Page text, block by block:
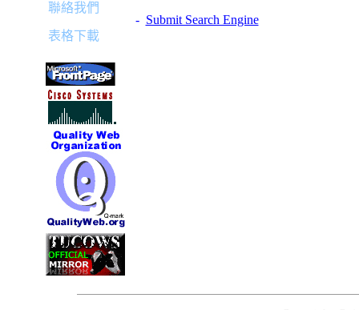
聯絡我們
表格下載
- Submit Search Engine